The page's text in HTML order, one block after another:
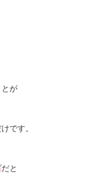
とが
です。
だと